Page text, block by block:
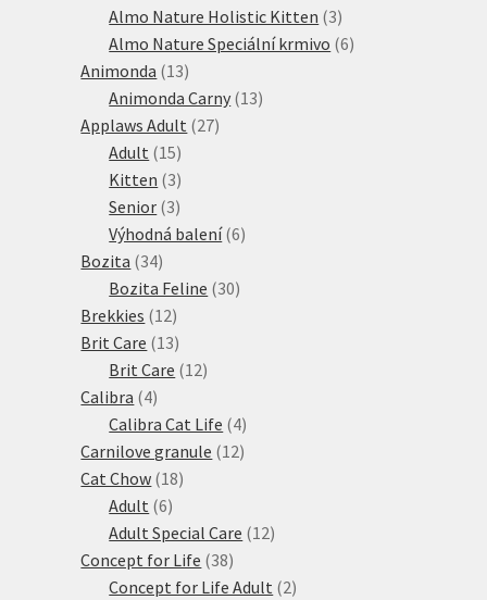
produktů
Almo Nature Holistic Kitten 33
produkty
Almo Nature Speciální krmivo 66
Animonda 1313
produktů
Animonda Carny 1313
Applaws Adult 2727
Adult 1515
produktů
Kitten 33
produkty
Senior 33
produkty
Výhodná balení 66
Bozita 3434
produktů
Bozita Feline 3030
Brekkies 1212
produktů
Brit Care 1313
produktů
Brit Care 1212
Calibra 44
produkty
Calibra Cat Life 44
produkty
Carnilove granule 1212
Cat Chow 1818
Adult 66
produktů
Adult Special Care 1212
Concept for Life 3838
produktů
Concept for Life Adult 22